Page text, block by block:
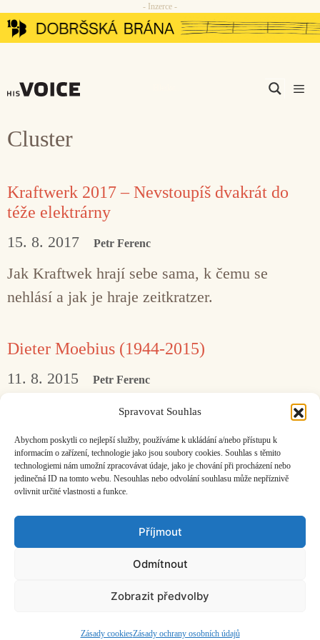
Spravovat Souhlas
Abychom poskytli co nejlepší služby, používáme k ukládání a/nebo přístupu k
informacím o zařízení, technologie jako jsou soubory cookies. Souhlas s těmito
technologiemi nám umožní zpracovávat údaje, jako je chování při procházení nebo
jedinečná ID na tomto webu. Nesouhlas nebo odvolání souhlasu může nepříznivě
ovlivnit určité vlastnosti a funkce.
Příjmout
Odmítnout
Zobrazit předvolby
Zásady cookiesZásady ochrany osobních údajů
Přeskočit
na
- Inzerce -
Cluster
Kraftwerk 2017 – Nevstoupíš dvakrát do
téže elektrárny
15. 8. 2017 Petr Ferenc
Jak Kraftwek hrají sebe sama, k čemu se
nehlásí a jak je hraje zeitkratzer.
Dieter Moebius (1944-2015)
11. 8. 2015 Petr Ferenc
Jako jeden z prvních nahradil víceméně
bluesový rytmický základ populární hudby
jiným druhem beatu.
ČASOPIS O JINÉ HUDBĚ | vydává Hudební informační středisko
©2026 HISvoice – design a adminAtelier Dokument